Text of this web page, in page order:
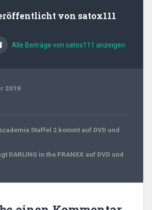
von satox111
Alle Beiträge von satox111 anzeigen
2019
Staffel 2 kommt auf DVD und
DARLING in the FRANXX auf DVD und